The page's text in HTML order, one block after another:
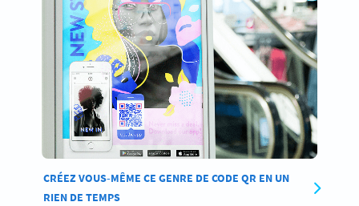
CRÉEZ VOUS-MÊME CE GENRE DE CODE QR EN UN
RIEN DE TEMPS